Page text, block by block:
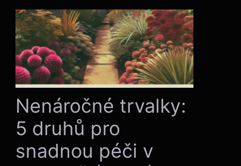
Nenáročné trvalky:
5 druhů pro
snadnou péči v